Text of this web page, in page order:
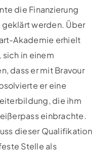
die Finanzierung
werden. Über
Akademie erhielt
in einem
dass er mit Bravour
er eine
die ihm
einbrachte.
dieser Qualifikation
Stelle als